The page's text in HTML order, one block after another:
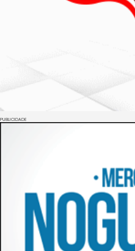
PUBLICIDADE